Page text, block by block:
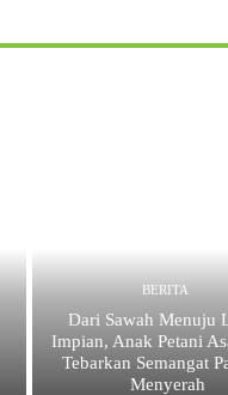
BERITA
Dari Sawah Menuju
Impian, Anak Petani
Tebarkan Semangat
Menyerah